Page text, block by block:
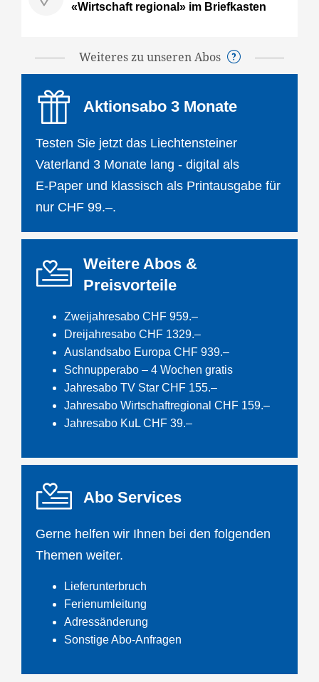
«Wirtschaft regional» im Briefkasten
Weiteres zu unseren Abos
Aktionsabo 3 Monate
Testen Sie jetzt das Liechtensteiner
Vaterland 3 Monate lang - digital als
E-Paper und klassisch als Printausgabe für
nur CHF 99.–.
Weitere Abos &
Preisvorteile
Zweijahresabo CHF 959.–
Dreijahresabo CHF 1329.–
Auslandsabo Europa CHF 939.–
Schnupperabo – 4 Wochen gratis
Jahresabo TV Star CHF 155.–
Jahresabo Wirtschaftregional CHF 159.–
Jahresabo KuL CHF 39.–
Abo Services
Gerne helfen wir Ihnen bei den folgenden
Themen weiter.
Lieferunterbruch
Ferienumleitung
Adressänderung
Sonstige Abo-Anfragen